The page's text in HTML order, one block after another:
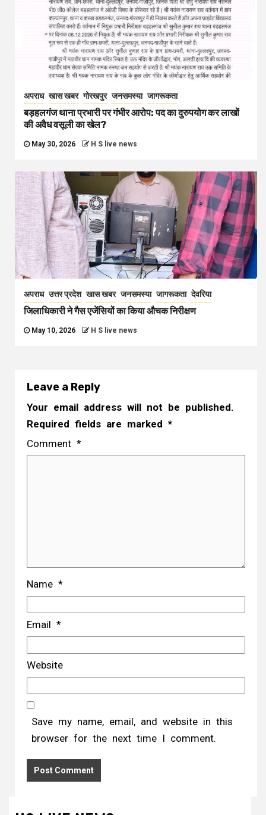
अपराध खास खबर गोरखपुर जनसमस्या जागरूकता
बड़हलगंज थाना प्रभारी पर गंभीर आरोप: पद का दुरुपयोग कर लाखों
की अवैध वसूली का खेल?
May 30, 2026 H S live news
अपराध उत्तर प्रदेश खास खबर जनसमस्या जागरूकता देवरिया
जिलाधिकारी ने गैस एजेंसियों का किया औचक निरीक्षण
May 10, 2026 H S live news
Leave a Reply
Your email address will not be published.
Required fields are marked *
Comment *
Name *
Email *
Website
Save my name, email, and website in this
browser for the next time I comment.